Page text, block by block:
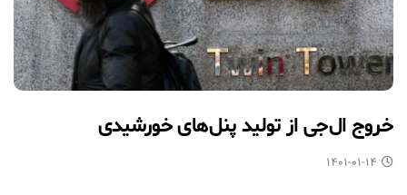
خروج ال‌جی از تولید پنل‌های خورشیدی
۱۴۰۱-۰۱-۱۴